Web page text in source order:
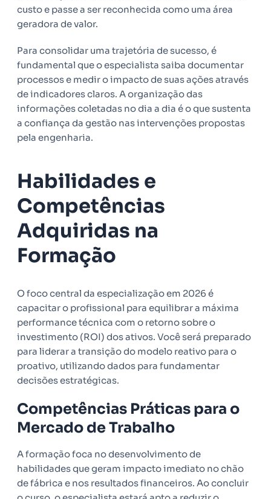
custo e passe a ser reconhecida como uma área
geradora de valor.
Para consolidar uma trajetória de sucesso, é
fundamental que o especialista saiba documentar
processos e medir o impacto de suas ações através
de indicadores claros. A organização das
informações coletadas no dia a dia é o que sustenta
a confiança da gestão nas intervenções propostas
pela engenharia.
Habilidades e
Competências
Adquiridas na
Formação
O foco central da especialização em 2026 é
capacitar o profissional para equilibrar a máxima
performance técnica com o retorno sobre o
investimento (ROI) dos ativos. Você será preparado
para liderar a transição do modelo reativo para o
proativo, utilizando dados para fundamentar
decisões estratégicas.
Competências Práticas para o
Mercado de Trabalho
A formação foca no desenvolvimento de
habilidades que geram impacto imediato no chão
de fábrica e nos resultados financeiros. Ao concluir